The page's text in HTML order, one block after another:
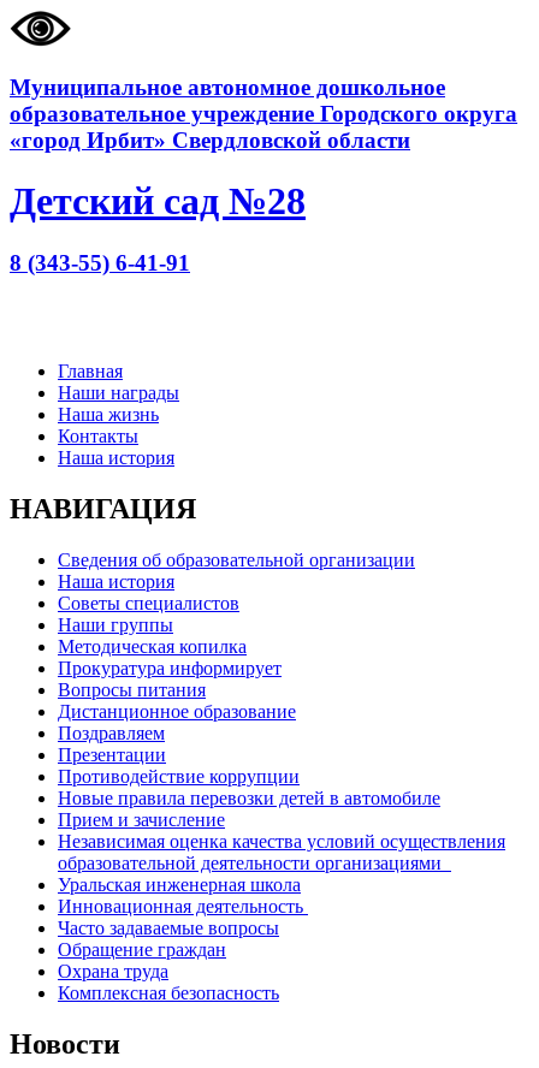
Муниципальное автономное дошкольное
образовательное учреждение Городского округа
«город Ирбит» Свердловской области
Детский сад №28
8 (343-55) 6-41-91
Главная
Наши награды
Наша жизнь
Контакты
Наша история
НАВИГАЦИЯ
Сведения об образовательной организации
Наша история
Советы специалистов
Наши группы
Методическая копилка
Прокуратура информирует
Вопросы питания
Дистанционное образование
Поздравляем
Презентации
Противодействие коррупции
Новые правила перевозки детей в автомобиле
Прием и зачисление
Независимая оценка качества условий осуществления
образовательной деятельности организациями
Уральская инженерная школа
Инновационная деятельность
Часто задаваемые вопросы
Обращение граждан
Охрана труда
Комплексная безопасность
Новости